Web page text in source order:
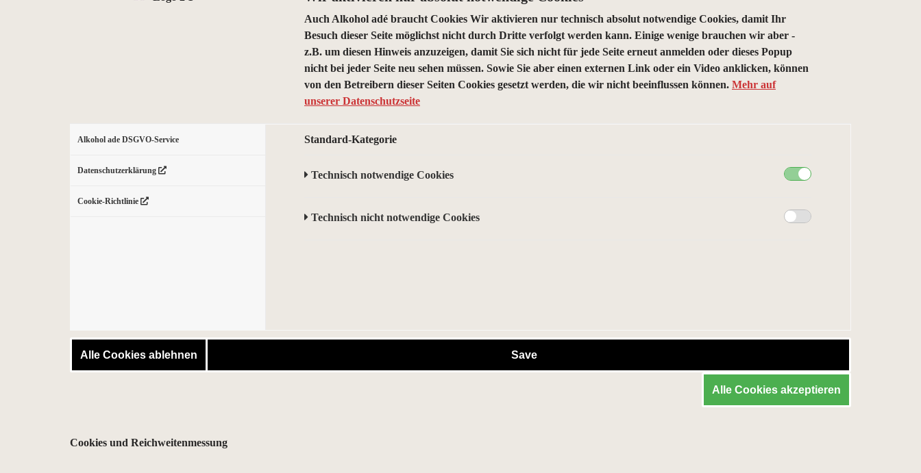
Auch Alkohol adé braucht Cookies Wir aktivieren nur technisch absolut notwendige Cookies, damit Ihr
Besuch dieser Seite möglichst nicht durch Dritte verfolgt werden kann. Einige wenige brauchen wir aber -
z.B. um diesen Hinweis anzuzeigen, damit Sie sich nicht für jede Seite erneut anmelden oder dieses Popup
nicht bei jeder Seite neu sehen müssen. Sowie Sie aber einen externen Link oder ein Video anklicken, können
von den Betreibern dieser Seiten Cookies gesetzt werden, die wir nicht beeinflussen können. Mehr auf
unserer Datenschutzseite
Alkohol ade DSGVO-Service
Datenschutzerklärung
Cookie-Richtlinie
Standard-Kategorie
Technisch notwendige Cookies
Technisch nicht notwendige Cookies
Alle Cookies ablehnen Save
Alle Cookies akzeptieren
Cookies und Reichweitenmessung